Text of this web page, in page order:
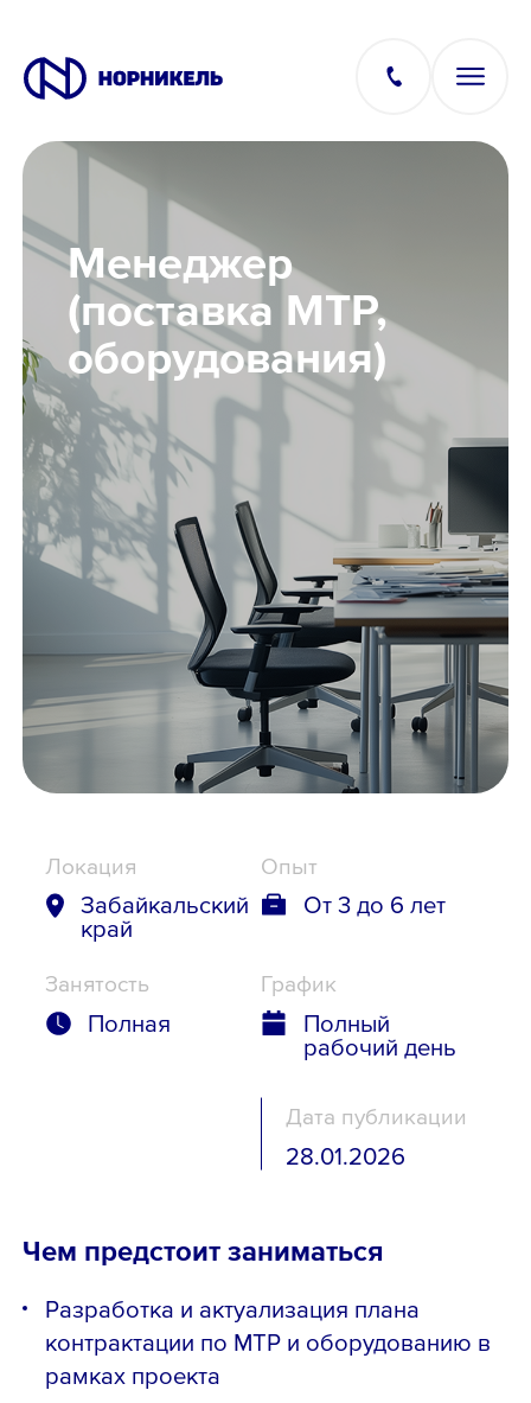
Вакансии
Производство
Офис
IT
Студентам
Школьникам
Локации
8 800 700-19-43
Менеджер
(поставка МТР,
оборудования)
Локация
Забайкальский
край
Опыт
От 3 до 6 лет
Занятость
Полная
График
Полный
рабочий день
Дата публикации
28.01.2026
Чем предстоит заниматься
Разработка и актуализация плана
контрактации по МТР и оборудованию в
рамках проекта